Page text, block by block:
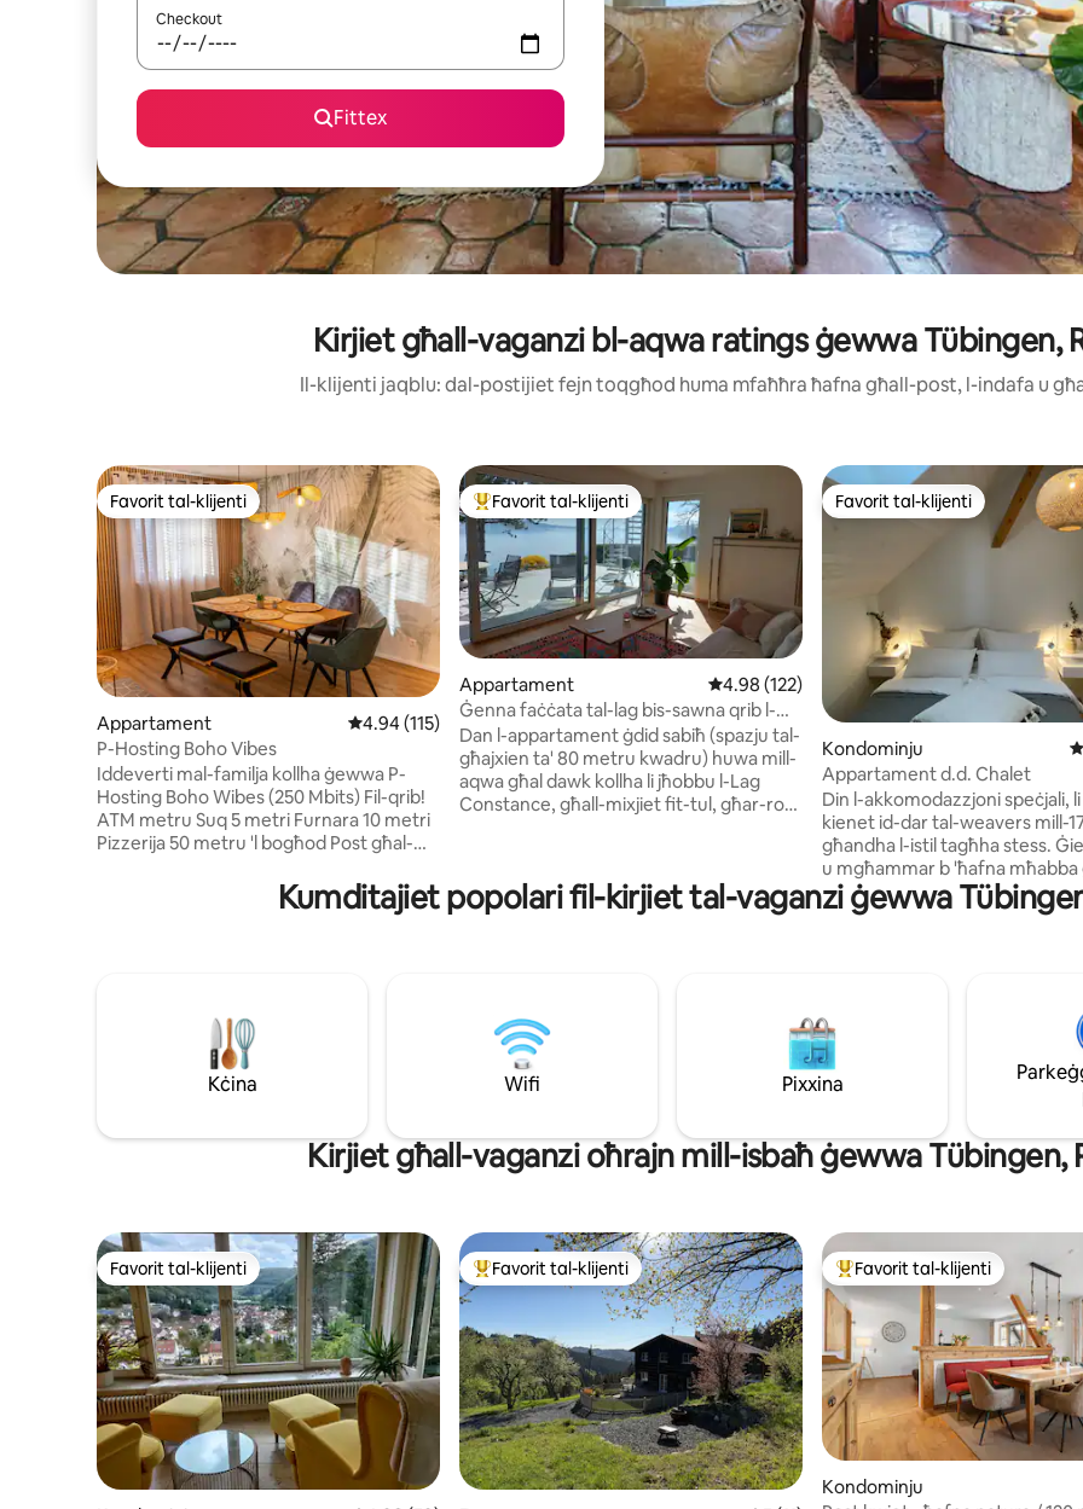
Checkout
Fittex
Kirjiet għall-vaganzi bl-aqwa ratings ġewwa Tübingen,
Il-klijenti jaqblu: dal-postijiet fejn toqgħod huma mfaħħra ħafna għall-post, l-indafa u
Favorit tal-klijenti
Favorit tal-klijenti
Appartament Rating medju ta' 4.94 minn 5, skont dan-numru ta' reviews: 115
4.94 (115)
P-Hosting Boho Vibes
Iddeverti mal-familja kollha ġewwa P-
Hosting Boho Wibes (250 Mbits) Fil-qrib!
ATM metru Suq 5 metri Furnara 10 metri
Pizzerija 50 metru 'l bogħod Post għal-
metru 'l bogħod Lag 100 metru Grawnd
tal-futbol rikreattiv 200 metru Stazzjon
Postijiet fejn toqgħod fiċ-ċentru 22 km
Kastelli u lagi kullimkien🙂 Park għat-tixbit
Bad Waldsee 25 km Ħafna mogħdijiet
għall-mixjiet fit-tul
Wieħed mill-aqwa favoriti tal-klijenti
Favorit tal-klijenti
Appartament Rating medju ta' 4.98 minn 5, skont dan-
4.98 (122)
Ġenna faċċata tal-lag bis-sawna qrib l-
ilma
Dan l-appartament ġdid sabiħ (spazju tal-
għajxien ta' 80 metru kwadru) huwa mill-
aqwa għal dawk kollha li jħobbu l-Lag
Constance, għall-mixjiet fit-tul, għar-roti
Konstanz jinsabu viċin ħafna. Bodman
jinsab fuq il-Lag Überling u joffri ftit
jinsab dritt fuq il-lag. Editja
Favorit tal-klijenti
Favorit tal-klijenti
Kondominju
Appartament d.d. Chalet
Din l-akkomodazzjoni speċjali,
kienet id-dar tal-weavers mill-
għandha l-istil tagħha stess.
u mgħammar b 'ħafna
u għall-klijenti. Salott kbir bi
miftuħa, kamra tas-sodda,
km, Füssen 80 km, Oberdorf
Allgäu Airport Memmingen 17
A7,direttament fuq
Obersdorf,skiing, hiking,
Alps...
Kumditajiet popolari fil-kirjiet tal-vaganzi ġewwa
Kċina Wifi Pixxina
Kirjiet għall-vaganzi oħrajn mill-isbaħ ġewwa Tübingen,
Favorit tal-klijenti
Favorit tal-klijenti Wieħed mill-aqwa favoriti tal-klijenti
Favorit tal-klijenti Wieħed mill-aqwa favoriti tal-
Favorit tal-klijenti
Kondominju